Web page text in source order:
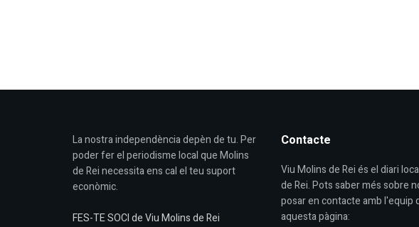
La nostra independència depèn de tu. Per
poder fer el periodisme local que Molins
de Rei necessita ens cal el teu suport
econòmic.
FES-TE SOCI de Viu Molins de Rei
Contacte
Viu Molins de Rei és el diari
de Rei. Pots saber més sobre
posar en contacte amb l'equip
aquesta pàgina: